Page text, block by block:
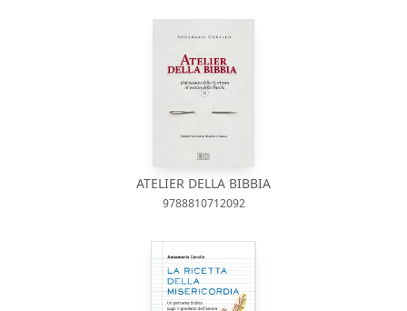
ATELIER DELLA BIBBIA
9788810712092